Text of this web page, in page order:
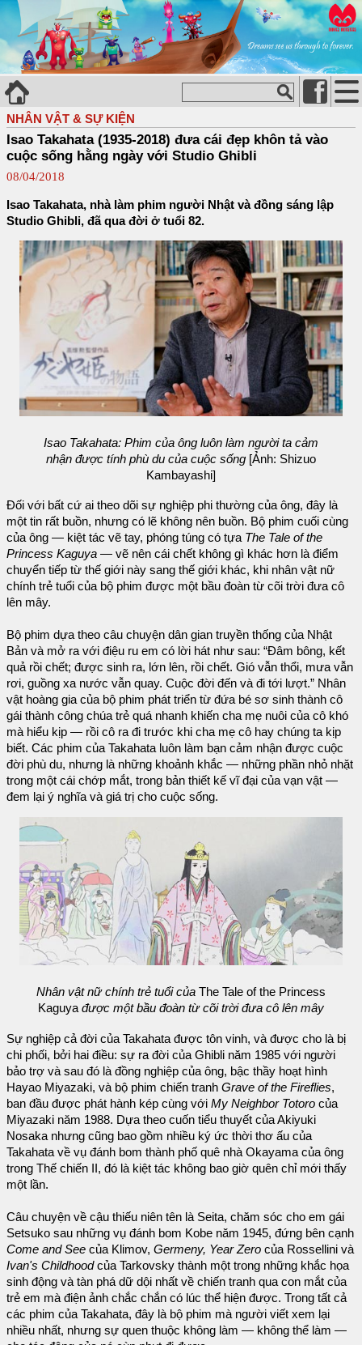
NHÂN VẬT & SỰ KIỆN
Isao Takahata (1935-2018) đưa cái đẹp khôn tả vào
cuộc sống hằng ngày với Studio Ghibli
08/04/2018
Isao Takahata, nhà làm phim người Nhật và đồng sáng lập
Studio Ghibli, đã qua đời ở tuổi 82.
Isao Takahata: Phim của ông luôn làm người ta cảm
nhận được tính phù du của cuộc sống [Ảnh: Shizuo
Kambayashi]
Đối với bất cứ ai theo dõi sự nghiệp phi thường của ông, đây là
một tin rất buồn, nhưng có lẽ không nên buồn. Bộ phim cuối cùng
của ông — kiệt tác vẽ tay, phóng túng có tựa The Tale of the
Princess Kaguya — vẽ nên cái chết không gì khác hơn là điểm
chuyển tiếp từ thế giới này sang thế giới khác, khi nhân vật nữ
chính trẻ tuổi của bộ phim được một bầu đoàn từ cõi trời đưa cô
lên mây.
Bộ phim dựa theo câu chuyện dân gian truyền thống của Nhật
Bản và mở ra với điệu ru em có lời hát như sau: “Đâm bông, kết
quả rồi chết; được sinh ra, lớn lên, rồi chết. Gió vẫn thổi, mưa vẫn
rơi, guồng xa nước vẫn quay. Cuộc đời đến và đi tới lượt.” Nhân
vật hoàng gia của bộ phim phát triển từ đứa bé sơ sinh thành cô
gái thành công chúa trẻ quá nhanh khiến cha mẹ nuôi của cô khó
mà hiểu kịp — rồi cô ra đi trước khi cha mẹ cô hay chúng ta kịp
biết. Các phim của Takahata luôn làm bạn cảm nhận được cuộc
đời phù du, nhưng là những khoảnh khắc — những phần nhỏ nhặt
trong một cái chớp mắt, trong bản thiết kế vĩ đại của vạn vật —
đem lại ý nghĩa và giá trị cho cuộc sống.
Nhân vật nữ chính trẻ tuổi của The Tale of the Princess
Kaguya được một bầu đoàn từ cõi trời đưa cô lên mây
Sự nghiệp cả đời của Takahata được tôn vinh, và được cho là bị
chi phối, bởi hai điều: sự ra đời của Ghibli năm 1985 với người
bảo trợ và sau đó là đồng nghiệp của ông, bậc thầy hoạt hình
Hayao Miyazaki, và bộ phim chiến tranh Grave of the Fireflies,
ban đầu được phát hành kép cùng với My Neighbor Totoro của
Miyazaki năm 1988. Dựa theo cuốn tiểu thuyết của Akiyuki
Nosaka nhưng cũng bao gồm nhiều ký ức thời thơ ấu của
Takahata về vụ đánh bom thành phố quê nhà Okayama của ông
trong Thế chiến II, đó là kiệt tác không bao giờ quên chỉ mới thấy
một lần.
Câu chuyện về cậu thiếu niên tên là Seita, chăm sóc cho em gái
Setsuko sau những vụ đánh bom Kobe năm 1945, đứng bên cạnh
Come and See của Klimov, Germeny, Year Zero của Rossellini và
Ivan's Childhoodcủa Tarkovsky thành một trong những khắc họa
sinh động và tàn phá dữ dội nhất về chiến tranh qua con mắt của
trẻ em mà điện ảnh chắc chắn có lúc thể hiện được. Trong tất cả
các phim của Takahata, đây là bộ phim mà người viết xem lại
nhiều nhất, nhưng sự quen thuộc không làm — không thể làm —